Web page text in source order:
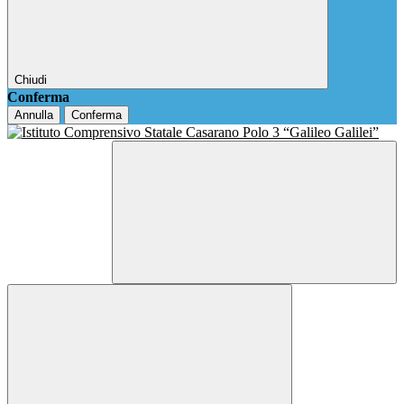
Chiudi
Conferma
Annulla Conferma